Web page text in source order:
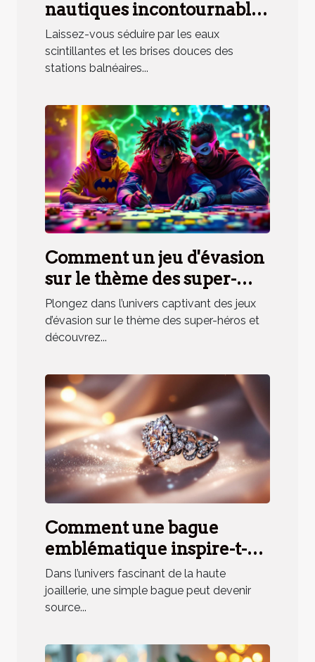
nautiques incontournables
en station balnéaire
méridionale
Laissez-vous séduire par les eaux
scintillantes et les brises douces des
stations balnéaires...
Comment un jeu d'évasion
sur le thème des super-
héros renforce la cohésion
d'équipe ?
Plongez dans l’univers captivant des jeux
d’évasion sur le thème des super-héros et
découvrez...
Comment une bague
emblématique inspire-t-
elle un parfum unique ?
Dans l’univers fascinant de la haute
joaillerie, une simple bague peut devenir
source...